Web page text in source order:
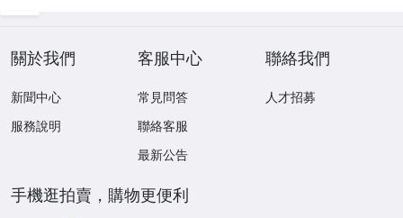
關於我們
新聞中心
服務說明
客服中心
常見問答
聯絡客服
最新公告
聯絡我們
人才招募
手機逛拍賣，購物更便利